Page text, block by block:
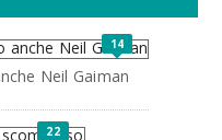
14
Neil Gaiman
22